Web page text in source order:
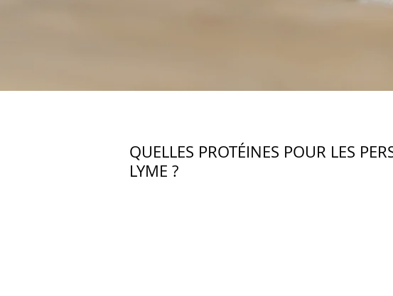
QUELLES PROTÉINES POUR LES
LYME ?